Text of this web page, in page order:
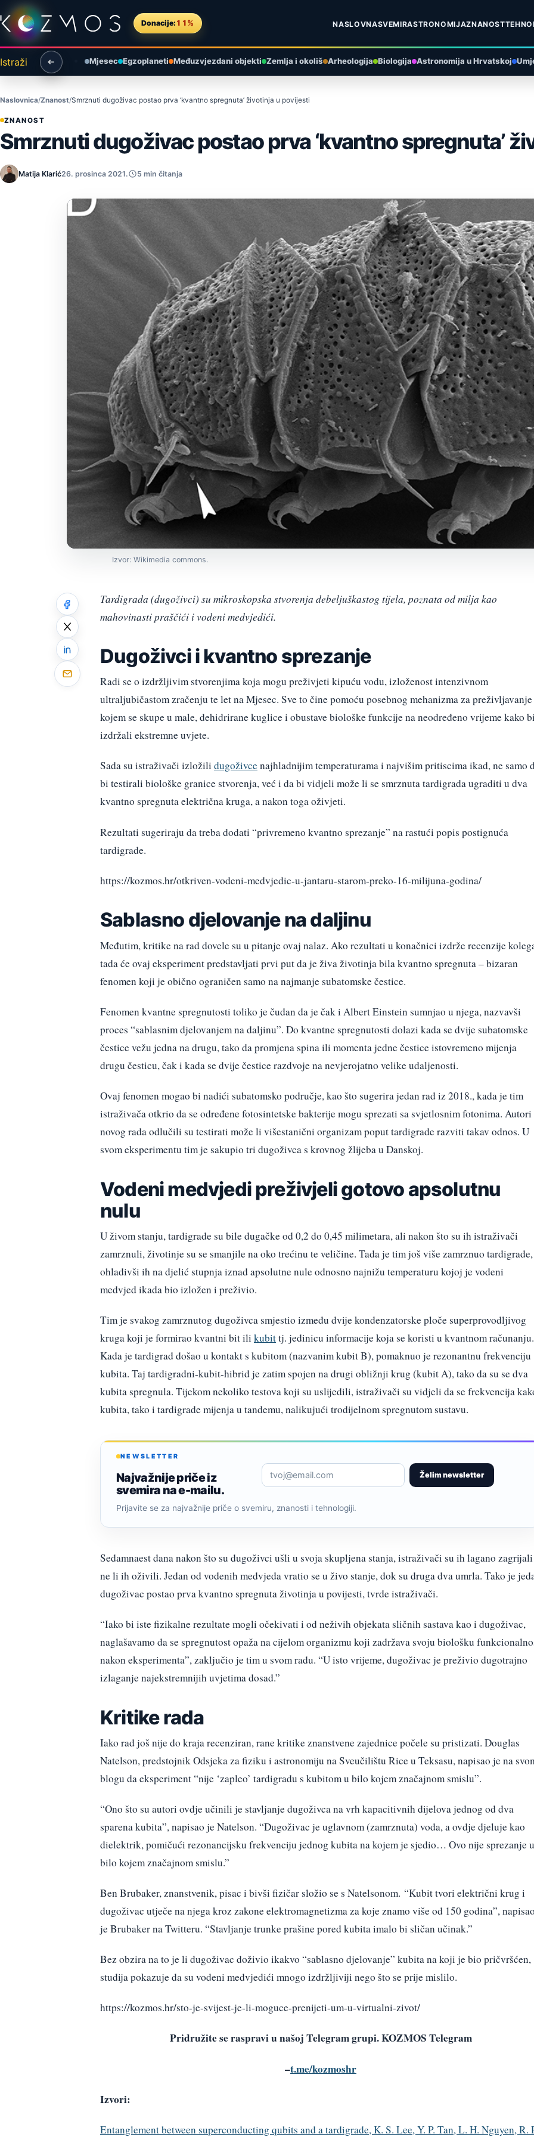
Preskoči na sadržaj
Donacije: 11% NASLOVNASVEMIRASTRONOMIJAZNANOST
Istraži Mjesec Egzoplaneti Međuzvjezdani objekti Zemlja i okoliš Arheologija Biologija Astronomija u Hrvatskoj
Naslovnica Znanost Smrznuti dugoživac postao prva ‘kvantno spregnuta’ životinja u povijesti
ZNANOST
Smrznuti dugoživac postao prva ‘kvantno spregnuta’
Matija Klarić26. prosinca 2021. 5 min čitanja
Izvor: Wikimedia commons.
Tardigrada (dugoživci) su mikroskopska stvorenja debeljuškastog tijela, poznata od milja kao
mahovinasti praščići i vodeni medvjedići.
Dugoživci i kvantno sprezanje
Radi se o izdržljivim stvorenjima koja mogu preživjeti kipuću vodu, izloženost intenzivnom
ultraljubičastom zračenju te let na Mjesec. Sve to čine pomoću posebnog mehanizma za
kojem se skupe u male, dehidrirane kuglice i obustave biološke funkcije na neodređeno vrijeme kako
izdržali ekstremne uvjete.
Sada su istraživači izložili dugoživcenajhladnijim temperaturama i najvišim pritiscima ikad, ne samo
bi testirali biološke granice stvorenja, već i da bi vidjeli može li se smrznuta tardigrada ugraditi u dva
kvantno spregnuta električna kruga, a nakon toga oživjeti.
Rezultati sugeriraju da treba dodati “privremeno kvantno sprezanje” na rastući popis postignuća
tardigrade.
https://kozmos.hr/otkriven-vodeni-medvjedic-u-jantaru-starom-preko-16-milijuna-godina/
Sablasno djelovanje na daljinu
Međutim, kritike na rad dovele su u pitanje ovaj nalaz. Ako rezultati u konačnici izdrže recenzije
tada će ovaj eksperiment predstavljati prvi put da je živa životinja bila kvantno spregnuta – bizaran
fenomen koji je obično ograničen samo na najmanje subatomske čestice.
Fenomen kvantne spregnutosti toliko je čudan da je čak i Albert Einstein sumnjao u njega, nazvavši
proces “sablasnim djelovanjem na daljinu”. Do kvantne spregnutosti dolazi kada se dvije subatomske
čestice vežu jedna na drugu, tako da promjena spina ili momenta jedne čestice istovremeno mijenja
drugu česticu, čak i kada se dvije čestice razdvoje na nevjerojatno velike udaljenosti.
Ovaj fenomen mogao bi nadići subatomsko područje, kao što sugerira jedan rad iz 2018., kada je tim
istraživača otkrio da se određene fotosintetske bakterije mogu sprezati sa svjetlosnim fotonima. Autori
novog rada odlučili su testirati može li višestanični organizam poput tardigrade razviti takav odnos. U
svom eksperimentu tim je sakupio tri dugoživca s krovnog žlijeba u Danskoj.
Vodeni medvjedi preživjeli gotovo apsolutnu
nulu
U živom stanju, tardigrade su bile dugačke od 0,2 do 0,45 milimetara, ali nakon što su ih istraživači
zamrznuli, životinje su se smanjile na oko trećinu te veličine. Tada je tim još više zamrznuo tardigrade,
ohladivši ih na djelić stupnja iznad apsolutne nule odnosno najnižu temperaturu kojoj je vodeni
medvjed ikada bio izložen i preživio.
Tim je svakog zamrznutog dugoživca smjestio između dvije kondenzatorske ploče superprovodljivog
kruga koji je formirao kvantni bit ili kubittj. jedinicu informacije koja se koristi u kvantnom računanju.
Kada je tardigrad došao u kontakt s kubitom (nazvanim kubit B), pomaknuo je rezonantnu frekvenciju
kubita. Taj tardigradni-kubit-hibrid je zatim spojen na drugi obližnji krug (kubit A), tako da su se dva
kubita spregnula. Tijekom nekoliko testova koji su uslijedili, istraživači su vidjeli da se frekvencija
kubita, tako i tardigrade mijenja u tandemu, nalikujući trodijelnom spregnutom sustavu.
NEWSLETTER
Najvažnije priče iz
svemira na e-mailu.
Želim newsletter
Prijavite se za najvažnije priče o svemiru, znanosti i tehnologiji.
Sedamnaest dana nakon što su dugoživci ušli u svoja skupljena stanja, istraživači su ih lagano zagrijali
ne li ih oživili. Jedan od vodenih medvjeda vratio se u živo stanje, dok su druga dva umrla. Tako je
dugoživac postao prva kvantno spregnuta životinja u povijesti, tvrde istraživači.
“Iako bi iste fizikalne rezultate mogli očekivati i od neživih objekata sličnih sastava kao i dugoživac,
naglašavamo da se spregnutost opaža na cijelom organizmu koji zadržava svoju biološku
nakon eksperimenta”, zaključio je tim u svom radu. “U isto vrijeme, dugoživac je preživio dugotrajno
izlaganje najekstremnijih uvjetima dosad.”
Kritike rada
Iako rad još nije do kraja recenziran, rane kritike znanstvene zajednice počele su pristizati. Douglas
Natelson, predstojnik Odsjeka za fiziku i astronomiju na Sveučilištu Rice u Teksasu, napisao je na
blogu da eksperiment “nije ‘zapleo’ tardigradu s kubitom u bilo kojem značajnom smislu”.
“Ono što su autori ovdje učinili je stavljanje dugoživca na vrh kapacitivnih dijelova jednog od dva
sparena kubita”, napisao je Natelson. “Dugoživac je uglavnom (zamrznuta) voda, a ovdje djeluje kao
dielektrik, pomičući rezonancijsku frekvenciju jednog kubita na kojem je sjedio… Ovo nije sprezanje u
bilo kojem značajnom smislu.”
Ben Brubaker, znanstvenik, pisac i bivši fizičar složio se s Natelsonom. “Kubit tvori električni krug i
dugoživac utječe na njega kroz zakone elektromagnetizma za koje znamo više od 150 godina”,
je Brubaker na Twitteru. “Stavljanje trunke prašine pored kubita imalo bi sličan učinak.”
Bez obzira na to je li dugoživac doživio ikakvo “sablasno djelovanje” kubita na koji je bio pričvršćen,
studija pokazuje da su vodeni medvjedići mnogo izdržljiviji nego što se prije mislilo.
https://kozmos.hr/sto-je-svijest-je-li-moguce-prenijeti-um-u-virtualni-zivot/
Pridružite se raspravi u našoj Telegram grupi. KOZMOS Telegram
–t.me/kozmoshr
Izvori:
Entanglement between superconducting qubits and a tardigrade, K. S. Lee, Y. P. Tan, L. H. Nguyen, R.